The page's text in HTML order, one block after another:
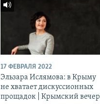
17 ФЕВРАЛЯ 2022
Эльзара Ислямова: в Крыму
не хватает дискуссионных
прощадок | Крымский вечер